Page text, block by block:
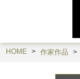
HOME 作家作品